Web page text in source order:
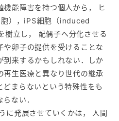
機能障害を持つ個人から， ヒ
胞），iPS細胞（induced
立し， 配偶子へ分化させる
や卵子の提供を受けることな
到来するかもしれない．しか
再生医療と異なり世代の継承
まらないという特殊性をも
ない．
に発展させていくかは， 人間